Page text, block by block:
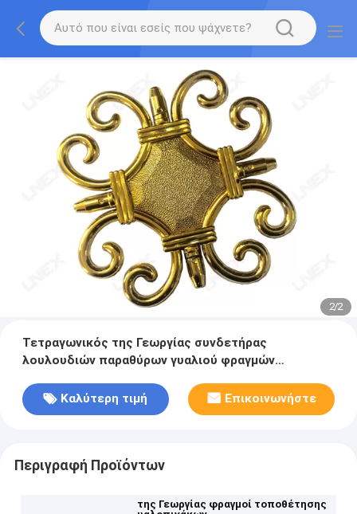
2/2
Τετραγωνικός της Γεωργίας συνδετήρας
λουλουδιών παραθύρων γυαλιού φραγμών
Καλύτερη τιμή
Επικοινωνήστε
Περιγραφή Προϊόντων
της Γεωργίας φραγμοί τοποθέτησης